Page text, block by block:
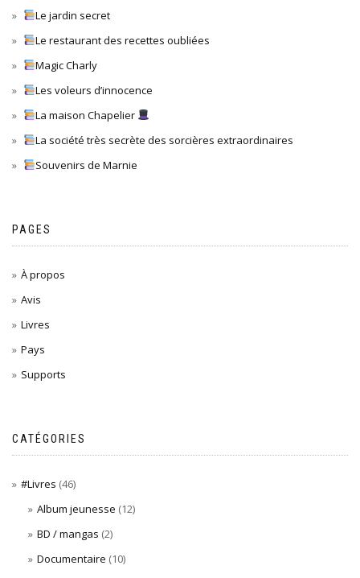
Le jardin secret
Le restaurant des recettes oubliées
Magic Charly
Les voleurs d’innocence
La maison Chapelier
La société très secrète des sorcières extraordinaires
Souvenirs de Marnie
PAGES
À propos
Avis
Livres
Pays
Supports
CATÉGORIES
#Livres (46)
Album jeunesse (12)
BD / mangas (2)
Documentaire (10)